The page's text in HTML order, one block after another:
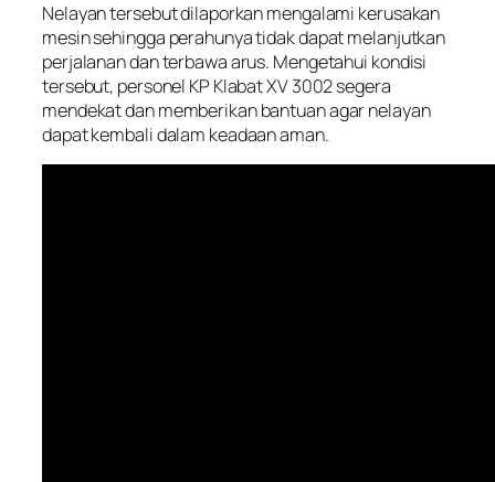
Nelayan tersebut dilaporkan mengalami kerusakan
mesin sehingga perahunya tidak dapat melanjutkan
perjalanan dan terbawa arus. Mengetahui kondisi
tersebut, personel KP Klabat XV 3002 segera
mendekat dan memberikan bantuan agar nelayan
dapat kembali dalam keadaan aman.